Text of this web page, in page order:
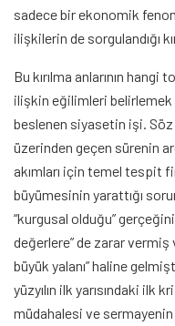
sadece bir ekonomik
ilişkilerin de sorgulandığı
Bu kırılma anlarının
ilişkin eğilimleri
beslenen siyasetin işi.
üzerinden geçen sürenin
akımları için temel tespit
büyümesinin yarattığı
“kurgusal olduğu”
değerlere” de zarar
büyük yalanı” haline
yüzyılın ilk yarısındaki ilk
müdahalesi ve